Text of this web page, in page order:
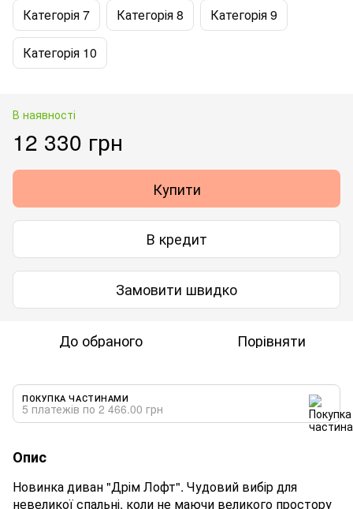
Категорія 7 Категорія 8 Категорія 9
Категорія 10
В наявності
12 330 грн
Купити
В кредит
Замовити швидко
До обраного Порівняти
ПОКУПКА ЧАСТИНАМИ
5 платежів по 2 466.00 грн
Опис
Новинка диван "Дрім Лофт". Чудовий вибір для
невеликої спальні, коли не маючи великого простору